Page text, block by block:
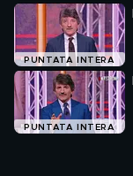
PUNTATA INTERA
PUNTATA INTERA